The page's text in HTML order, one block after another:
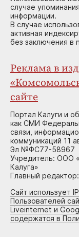
случае
информации.
В случае
активная
без заключения в
Реклама в
сайте
Портал Калуги и
как СМИ
связи,
коммуникаций 11
Эл №ФС77-58967
Учредитель: ООО
Калуга»
Главный
Сайт использует
Пользователей
Liveinternet и
содержатся в